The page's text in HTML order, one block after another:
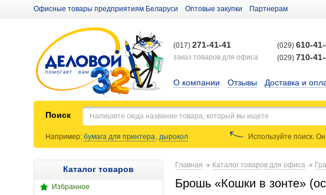
Офисные товары предприятиям Беларуси Оптовые закупки Партнерам
(017) 271-41-41
заказ товаров для офиса
(029) 610-
(029) 710-
О компании Отзывы Доставка и
Поиск
Например: бумага для принтера, дырокол Используйте поиск.
Каталог товаров
Избранное
Главная Каталог товаров для офиса
Брошь «Кошки в зонте»